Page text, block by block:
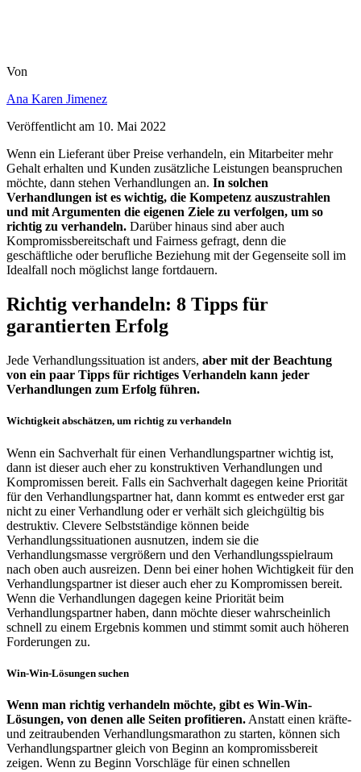
Von
Ana Karen Jimenez
Veröffentlicht am 10. Mai 2022
Wenn ein Lieferant über Preise verhandeln, ein Mitarbeiter mehr
Gehalt erhalten und Kunden zusätzliche Leistungen beanspruchen
möchte, dann stehen Verhandlungen an. In solchen
Verhandlungen ist es wichtig, die Kompetenz auszustrahlen
und mit Argumenten die eigenen Ziele zu verfolgen, um so
richtig zu verhandeln. Darüber hinaus sind aber auch
Kompromissbereitschaft und Fairness gefragt, denn die
geschäftliche oder berufliche Beziehung mit der Gegenseite soll im
Idealfall noch möglichst lange fortdauern.
Richtig verhandeln: 8 Tipps für
garantierten Erfolg
Jede Verhandlungssituation ist anders, aber mit der Beachtung
von ein paar Tipps für richtiges Verhandeln kann jeder
Verhandlungen zum Erfolg führen.
Wichtigkeit abschätzen, um richtig zu verhandeln
Wenn ein Sachverhalt für einen Verhandlungspartner wichtig ist,
dann ist dieser auch eher zu konstruktiven Verhandlungen und
Kompromissen bereit. Falls ein Sachverhalt dagegen keine Priorität
für den Verhandlungspartner hat, dann kommt es entweder erst gar
nicht zu einer Verhandlung oder er verhält sich gleichgültig bis
destruktiv. Clevere Selbstständige können beide
Verhandlungssituationen ausnutzen, indem sie die
Verhandlungsmasse vergrößern und den Verhandlungsspielraum
nach oben auch ausreizen. Denn bei einer hohen Wichtigkeit für den
Verhandlungspartner ist dieser auch eher zu Kompromissen bereit.
Wenn die Verhandlungen dagegen keine Priorität beim
Verhandlungspartner haben, dann möchte dieser wahrscheinlich
schnell zu einem Ergebnis kommen und stimmt somit auch höheren
Forderungen zu.
Win-Win-Lösungen suchen
Wenn man richtig verhandeln möchte, gibt es Win-Win-
Lösungen, von denen alle Seiten profitieren. Anstatt einen kräfte-
und zeitraubenden Verhandlungsmarathon zu starten, können sich
Verhandlungspartner gleich von Beginn an kompromissbereit
zeigen. Wenn zu Beginn Vorschläge für einen schnellen